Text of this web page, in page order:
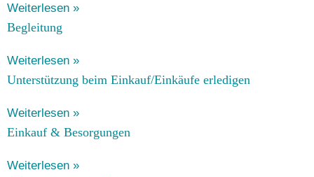
Weiterlesen »
Begleitung
Weiterlesen »
Unter­stüt­zung beim Einkauf/Einkäufe erledigen
Weiterlesen »
Ein­kauf & Besorgungen
Weiterlesen »